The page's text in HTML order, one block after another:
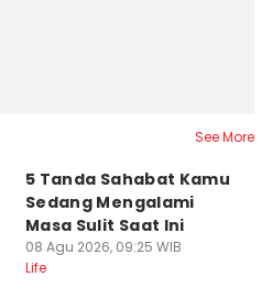
See More
5 Tanda Sahabat Kamu
Sedang Mengalami
Masa Sulit Saat Ini
08 Agu 2026, 09:25 WIB
Life